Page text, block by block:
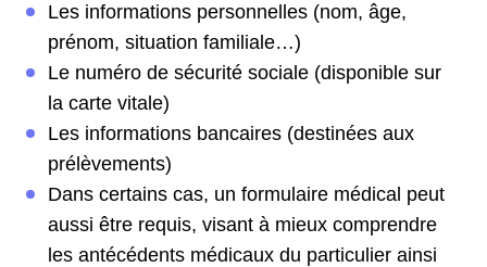
Les informations personnelles (nom, âge,
prénom, situation familiale…)
Le numéro de sécurité sociale (disponible sur
la carte vitale)
Les informations bancaires (destinées aux
prélèvements)
Dans certains cas, un formulaire médical peut
aussi être requis, visant à mieux comprendre
les antécédents médicaux du particulier ainsi